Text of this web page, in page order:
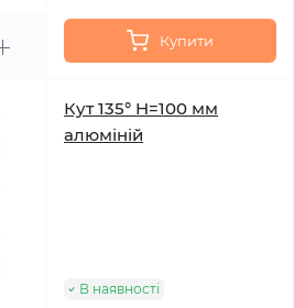
Купити
Кут 135° H=100 мм
алюміній
В наявності